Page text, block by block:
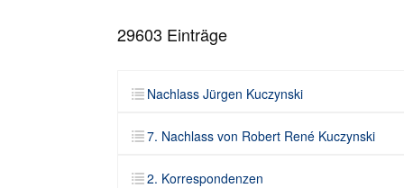
29603 Einträge
Nachlass Jürgen Kuczynski
7. Nachlass von Robert René Kuczynski
2. Korrespondenzen